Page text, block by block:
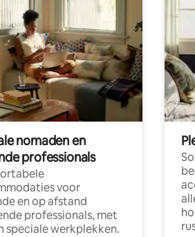
nomaden en
professionals
voor
en op afstand
professionals, met
speciale werkplekken.